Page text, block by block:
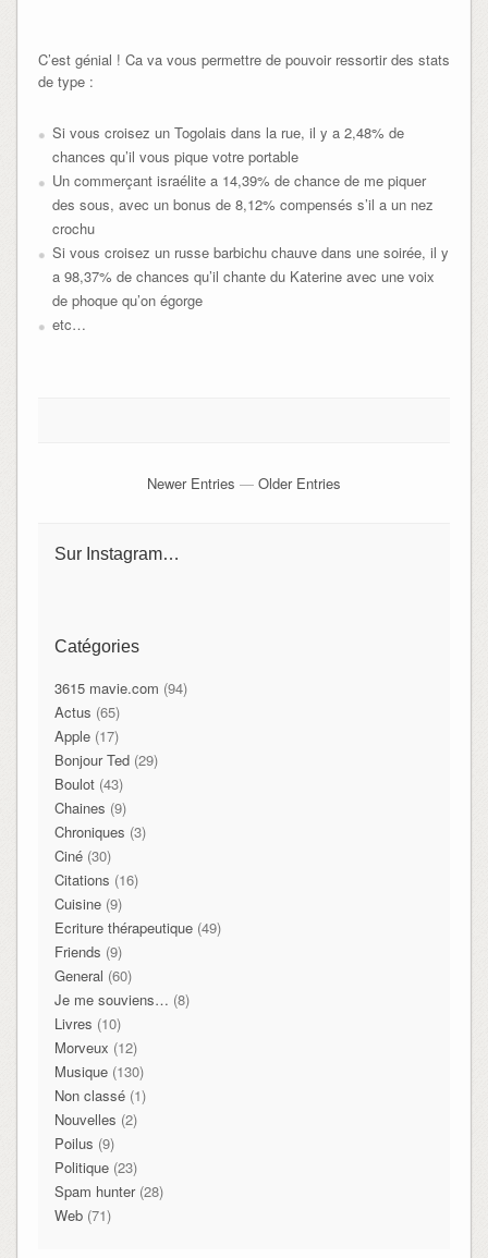
C’est génial ! Ca va vous permettre de pouvoir ressortir des stats
de type :
Si vous croisez un Togolais dans la rue, il y a 2,48% de
chances qu’il vous pique votre portable
Un commerçant israélite a 14,39% de chance de me piquer
des sous, avec un bonus de 8,12% compensés s’il a un nez
crochu
Si vous croisez un russe barbichu chauve dans une soirée, il y
a 98,37% de chances qu’il chante du Katerine avec une voix
de phoque qu’on égorge
etc…
Newer Entries — Older Entries
Sur Instagram…
Catégories
3615 mavie.com (94)
Actus (65)
Apple(17)
Bonjour Ted(29)
Boulot(43)
Chaines (9)
Chroniques (3)
Ciné(30)
Citations (16)
Cuisine(9)
Ecriture thérapeutique(49)
Friends (9)
General (60)
Je me souviens… (8)
Livres (10)
Morveux (12)
Musique(130)
Non classé(1)
Nouvelles (2)
Poilus (9)
Politique(23)
Spam hunter(28)
Web(71)